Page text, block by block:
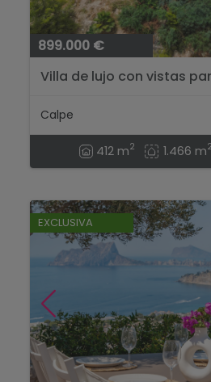
899.000 €
Villa de lujo con vistas
Calpe
412 m2 1.466 m2
EXCLUSIVA